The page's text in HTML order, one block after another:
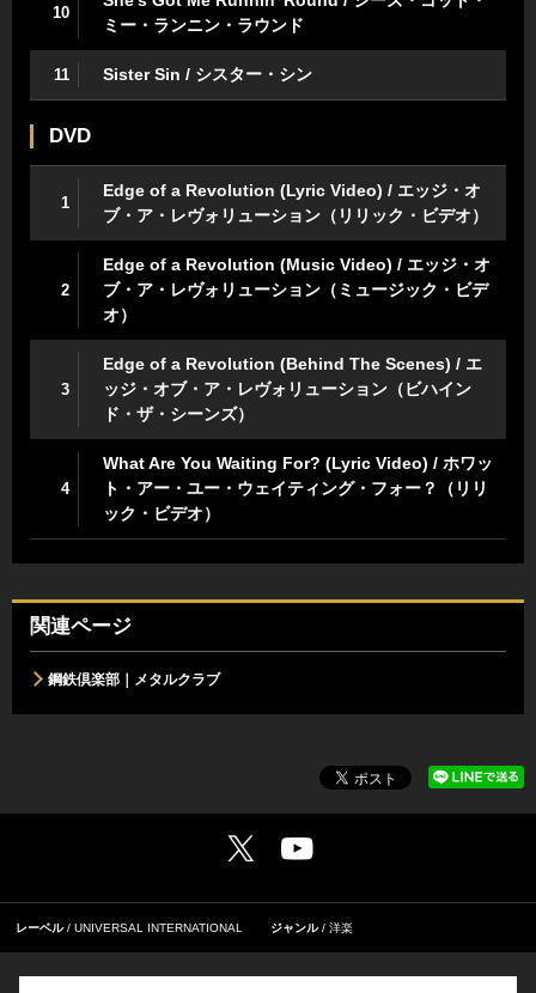
10
ミー・ランニン・ラウンド
11 Sister Sin / シスター・シン
DVD
1
Edge of a Revolution (Lyric Video) / エッジ・オ
ブ・ア・レヴォリューション（リリック・ビデオ）
2
Edge of a Revolution (Music Video) / エッジ・オ
ブ・ア・レヴォリューション（ミュージック・ビデ
オ）
3
Edge of a Revolution (Behind The Scenes) / エ
ッジ・オブ・ア・レヴォリューション（ビハイン
ド・ザ・シーンズ）
4
What Are You Waiting For? (Lyric Video) / ホワッ
ト・アー・ユー・ウェイティング・フォー？（リリ
ック・ビデオ）
関連ページ
鋼鉄倶楽部｜メタルクラブ
レーベル UNIVERSAL INTERNATIONAL ジャンル 洋楽